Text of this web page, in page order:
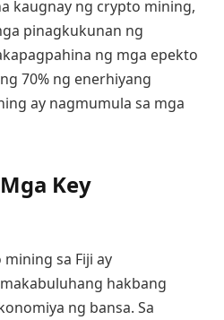
kaugnay ng crypto mining,
pinagkukunan ng
ng mga epekto
70% ng enerhiyang
ay nagmumula sa mga
Key
sa Fiji ay
hakbang
ng bansa. Sa